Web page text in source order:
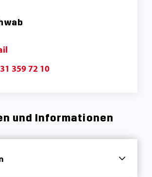
359 72 10
und Informationen